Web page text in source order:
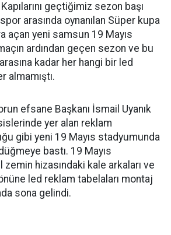
geçtiğimiz sezon başı
arasında oynanılan Süper kupa
açan yeni samsun 19 Mayıs
ardından geçen sezon ve bu
kadar her hangi bir led
almamıştı.
efsane Başkanı İsmail Uyanık
yer alan reklam
gibi yeni 19 Mayıs stadyumunda
bastı. 19 Mayıs
hizasındaki kale arkaları ve
led reklam tabelaları montaj
sona gelindi.